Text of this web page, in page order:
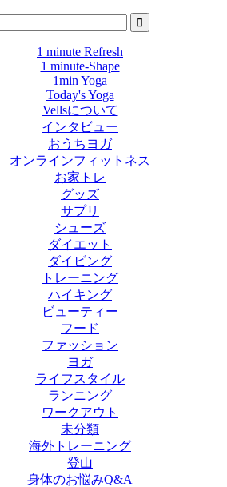
1 minute Refresh
1 minute-Shape
1min Yoga
Today's Yoga
Vellsについて
インタビュー
おうちヨガ
オンラインフィットネス
お家トレ
グッズ
サプリ
シューズ
ダイエット
ダイビング
トレーニング
ハイキング
ビューティー
フード
ファッション
ヨガ
ライフスタイル
ランニング
ワークアウト
未分類
海外トレーニング
登山
身体のお悩みQ&A